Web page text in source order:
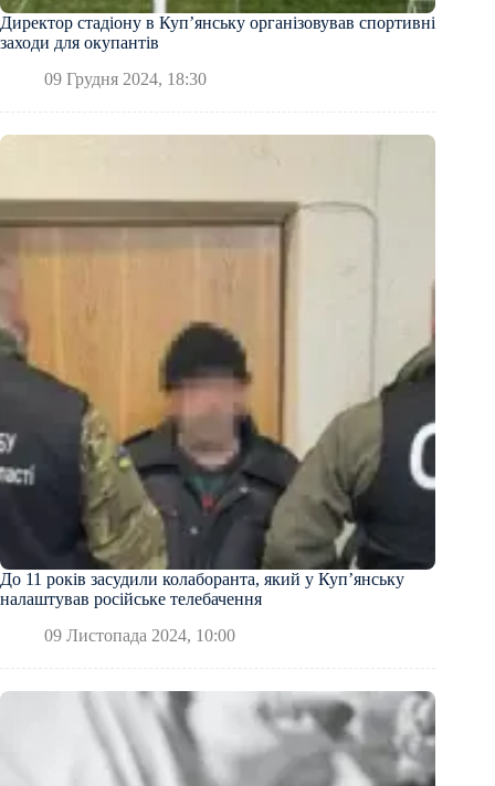
Директор стадіону в Куп’янську організовував спортивні
заходи для окупантів
09 Грудня 2024, 18:30
До 11 років засудили колаборанта, який у Купʼянську
налаштував російське телебачення
09 Листопада 2024, 10:00